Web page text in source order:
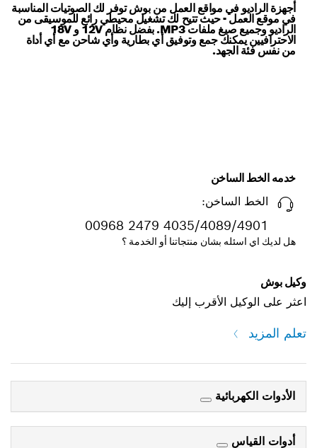
أجهزة الراديو في مواقع العمل من بوش توفر لك الصوتيات المناسبة
في موقع العمل - حيث تتيح لك تشغيل محيطي رائع للموسيقى من
الراديو وجميع صيغ ملفات MP3. بفضل نظام 12V و 18V
الاحترافيين يمكنك جمع وتوفيق أي بطارية وأي شاحن مع أي أداة
من نفس فئة الجهد.
خدمه الخط الساخن
الخط الساخن:
00968 2479 4035/4089/4901
هل لديك اي اسئله بشان منتجاتنا أو الخدمة ؟
وكيل بوش
اعثر على الوكيل الأقرب إليك
تعلم المزيد
الأدوات الكهربائية
أدوات القياس